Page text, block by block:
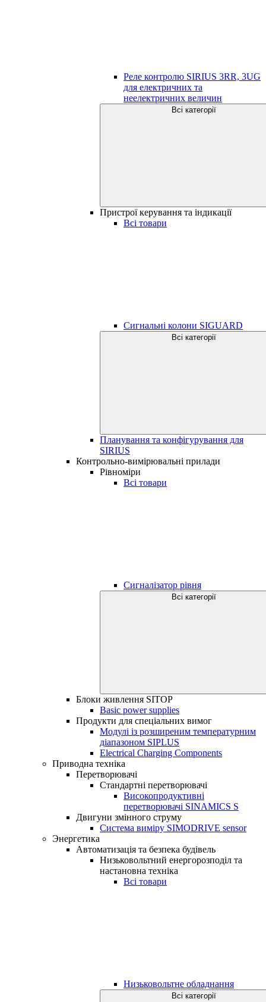
Реле контролю SIRIUS 3RR, 3UG
для електричних та
неелектричних величин
Всі категорії
Пристрої керування та індикації
Всі товари
Сигнальні колони SIGUARD
Всі категорії
Планування та конфігурування для
SIRIUS
Контрольно-вимірювальні прилади
Рівноміри
Всі товари
Сигналізатор рівня
Всі категорії
Блоки живлення SITOP
Basic power supplies
Продукти для спеціальних вимог
Модулі із розширеним температурним
діапазоном SIPLUS
Electrical Charging Components
Приводна техніка
Перетворювачі
Стандартні перетворювачі
Високопродуктивні
перетворювачі SINAMICS S
Двигуни змінного струму
Система виміру SIMODRIVE sensor
Энергетика
Автоматизація та безпека будівель
Низьковольтний енергорозподіл та
настановна техніка
Всі товари
Низьковольтне обладнання
Всі категорії